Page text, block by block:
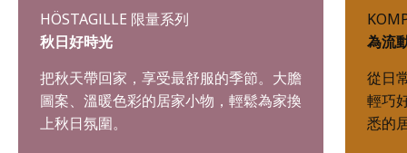
HÖSTAGILLE 限量系列
秋日好時光
把秋天帶回家，享受最舒服的季節。大膽
圖案、溫暖色彩的居家小物，輕鬆為家換
上秋日氛圍。
為流
從日
輕巧
悉的